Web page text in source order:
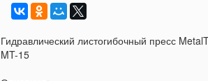
Гидравлический листогибочный пресс
MT-15